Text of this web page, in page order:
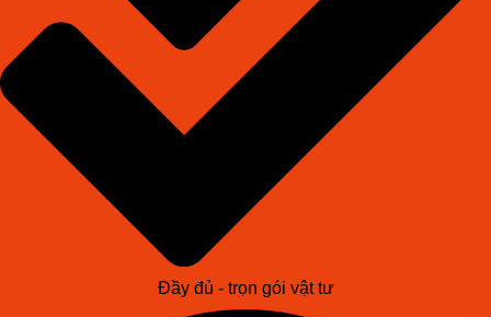
Đầy đủ - trọn gói vật tư